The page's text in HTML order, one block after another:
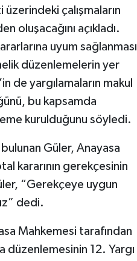
çalışmaların
oluşacağını açıkladı.
uyum sağlanması
düzenlemelerin yer
de yargılamaların makul
bu kapsamda
kurulduğunu söyledi.
Güler, Anayasa
kararının gerekçesinin
“Gerekçeye uygun
dedi.
Mahkemesi tarafından
düzenlemesinin 12. Yargı